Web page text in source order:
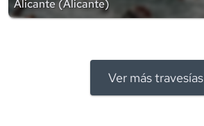
Alicante(Alicante)
Ver más travesías